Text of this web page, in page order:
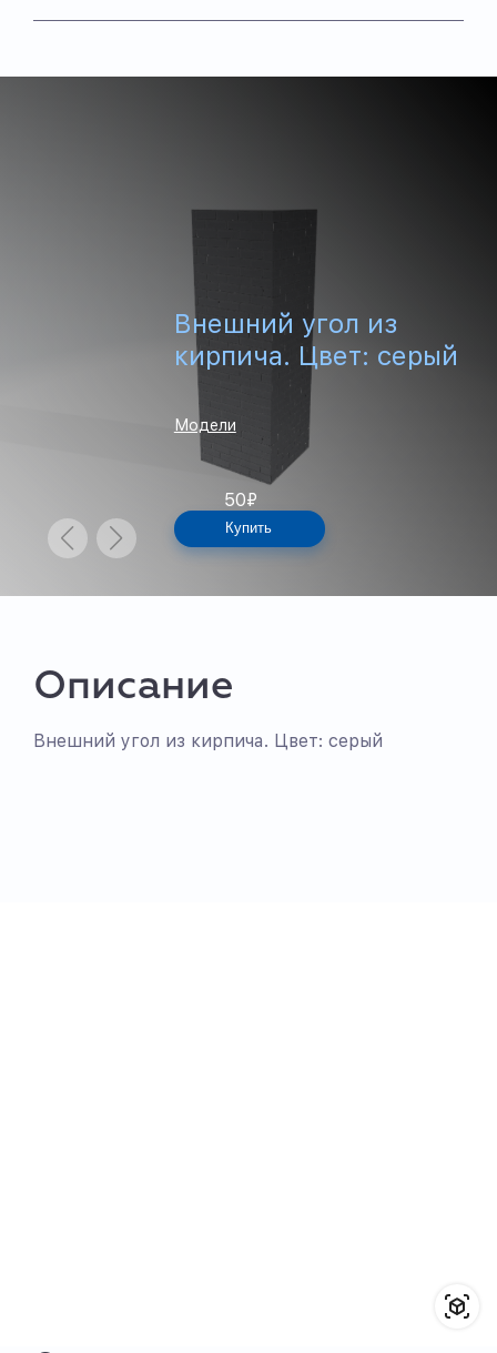
Внешний угол из
кирпича. Цвет: серый
Модели
50₽
Купить
Описание
Внешний угол из кирпича. Цвет: серый